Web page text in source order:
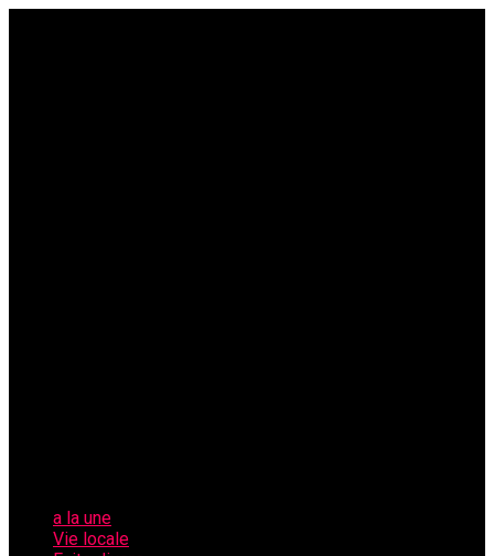
a la une
Vie locale